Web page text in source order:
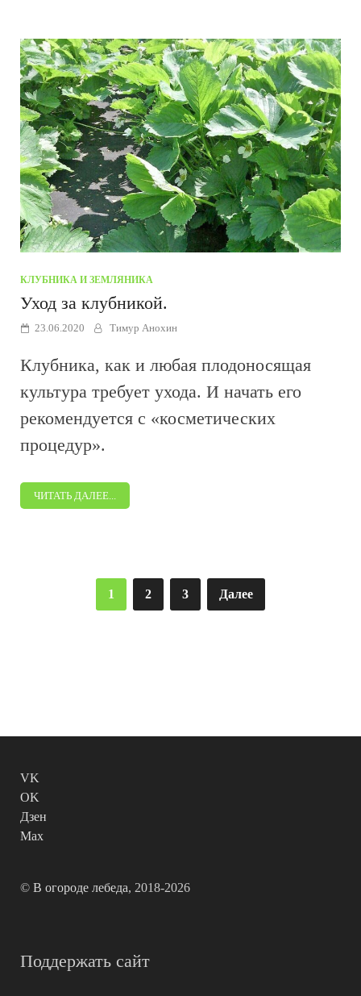
КЛУБНИКА И ЗЕМЛЯНИКА
Уход за клубникой.
23.06.2020 Тимур Анохин
Клубника, как и любая плодоносящая
культура требует ухода. И начать его
рекомендуется с «косметических
процедур».
ЧИТАТЬ ДАЛЕЕ...
Пагинация
1 2 3 Далее
VK
OK
Дзен
Max
© В огороде лебеда, 2018-2026
Поддержать сайт